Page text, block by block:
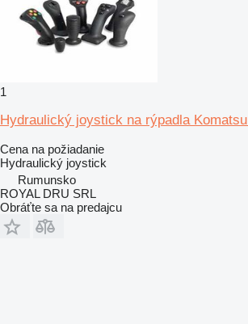
1
Hydraulický joystick na rýpadla
Cena na požiadanie
Hydraulický joystick
Rumunsko
ROYAL DRU SRL
Obráťte sa na predajcu